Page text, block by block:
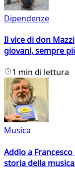
Dipendenze
Il vice di don
giovani, sempre
1 min di lettura
Musica
Addio a
storia della